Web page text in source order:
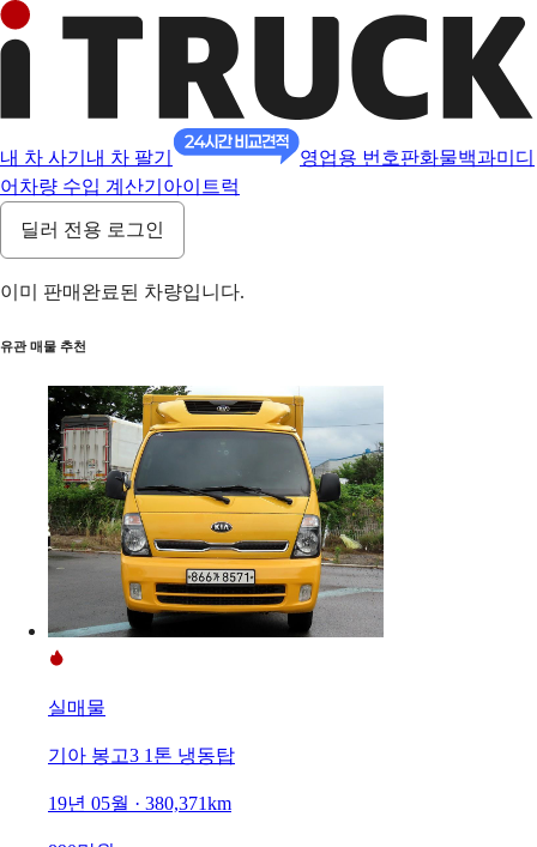
내 차 사기 내 차 팔기 영업용 번호판화물백과미디
어 차량 수입 계산기 아이트럭
딜러 전용 로그인
이미 판매완료된 차량입니다.
유관 매물 추천
실매물
기아 봉고3 1톤 냉동탑
19년 05월 · 380,371km